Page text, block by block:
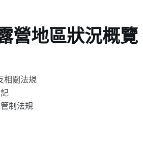
營地區狀況概覽
相關法規
制法規